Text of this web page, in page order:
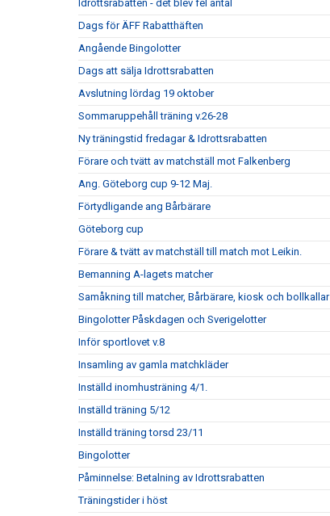
Idrottsrabatten - det blev fel antal
Dags för ÄFF Rabatthäften
Angående Bingolotter
Dags att sälja Idrottsrabatten
Avslutning lördag 19 oktober
Sommaruppehåll träning v.26-28
Ny träningstid fredagar & Idrottsrabatten
Förare och tvätt av matchställ mot Falkenberg
Ang. Göteborg cup 9-12 Maj.
Förtydligande ang Bårbärare
Göteborg cup
Förare & tvätt av matchställ till match mot Leikin.
Bemanning A-lagets matcher
Samåkning till matcher, Bårbärare, kiosk och bollkallar
Bingolotter Påskdagen och Sverigelotter
Inför sportlovet v.8
Insamling av gamla matchkläder
Inställd inomhusträning 4/1.
Inställd träning 5/12
Inställd träning torsd 23/11
Bingolotter
Påminnelse: Betalning av Idrottsrabatten
Träningstider i höst